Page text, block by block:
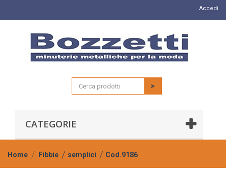
Accedi
>
CATEGORIE
Home Fibbie semplici Cod.9186